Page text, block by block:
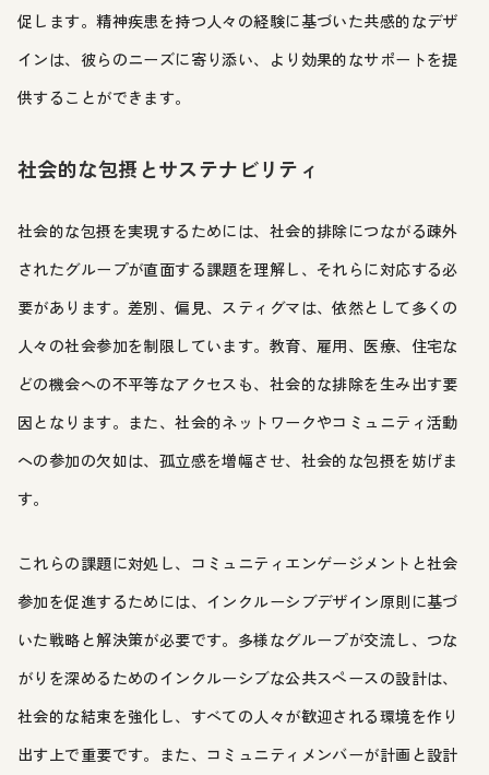
促します。精神疾患を持つ人々の経験に基づいた共感的なデザ
インは、彼らのニーズに寄り添い、より効果的なサポートを提
供することができます。
社会的な包摂とサステナビリティ
社会的な包摂を実現するためには、社会的排除につながる疎外
されたグループが直面する課題を理解し、それらに対応する必
要があります。差別、偏見、スティグマは、依然として多くの
人々の社会参加を制限しています。教育、雇用、医療、住宅な
どの機会への不平等なアクセスも、社会的な排除を生み出す要
因となります。また、社会的ネットワークやコミュニティ活動
への参加の欠如は、孤立感を増幅させ、社会的な包摂を妨げま
す。
これらの課題に対処し、コミュニティエンゲージメントと社会
参加を促進するためには、インクルーシブデザイン原則に基づ
いた戦略と解決策が必要です。多様なグループが交流し、つな
がりを深めるためのインクルーシブな公共スペースの設計は、
社会的な結束を強化し、すべての人々が歓迎される環境を作り
出す上で重要です。また、コミュニティメンバーが計画と設計